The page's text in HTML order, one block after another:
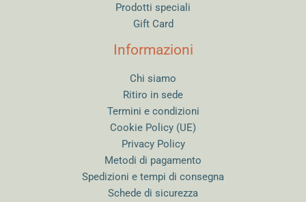
Prodotti speciali
Gift Card
Informazioni
Chi siamo
Ritiro in sede
Termini e condizioni
Cookie Policy (UE)
Privacy Policy
Metodi di pagamento
Spedizioni e tempi di consegna
Schede di sicurezza